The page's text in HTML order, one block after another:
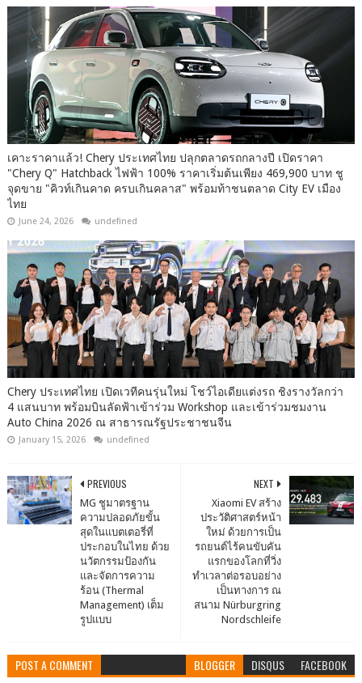
เคาะราคาแล้ว! Chery ประเทศไทย ปลุกตลาดรถกลางปี เปิดราคา
"Chery Q" Hatchback ไฟฟ้า 100% ราคาเริ่มต้นเพียง 469,900 บาท ชู
จุดขาย "คิวท์เกินคาด ครบเกินคลาส" พร้อมท้าชนตลาด City EV เมือง
ไทย
June 24, 2026 undefined
Chery ประเทศไทย เปิดเวทีคนรุ่นใหม่ โชว์ไอเดียแต่งรถ ชิงรางวัลกว่า
4 แสนบาท พร้อมบินลัดฟ้าเข้าร่วม Workshop และเข้าร่วมชมงาน
Auto China 2026 ณ สาธารณรัฐประชาชนจีน
January 15, 2026 undefined
NEXT
Xiaomi EV สร้าง
ประวัติศาสตร์หน้า
ใหม่ ด้วยการเป็น
รถยนต์ไร้คนขับคัน
แรกของโลกที่วิ่ง
ทำเวลาต่อรอบอย่าง
เป็นทางการ ณ
สนาม Nürburgring
Nordschleife
PREVIOUS
MG ชูมาตรฐาน
ความปลอดภัยขั้น
สุดในแบตเตอรี่ที่
ประกอบในไทย ด้วย
นวัตกรรมป้องกัน
และจัดการความ
ร้อน (Thermal
Management) เต็ม
รูปแบบ
POST A COMMENT BLOGGER DISQUS FACEBOOK